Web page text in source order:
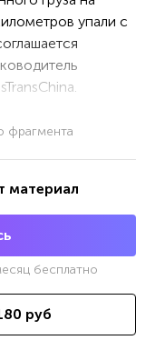
упали с
фрагмента
материал
бесплатно
руб